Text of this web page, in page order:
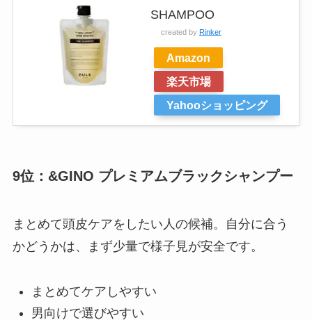
SHAMPOO
created by Rinker
Amazon
楽天市場
Yahooショッピング
9位：&GINO プレミアムブラックシャンプー
まとめて頭皮ケアをしたい人の候補。自分に合う
かどうかは、まず少量で様子見が安全です。
まとめてケアしやすい
男向けで選びやすい